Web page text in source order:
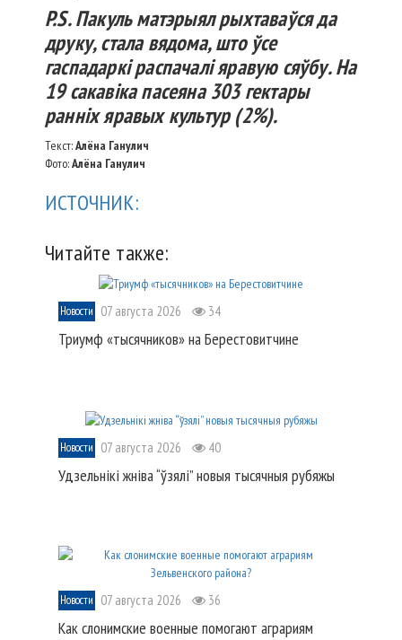
P.S. Пакуль матэрыял рыхтаваўся да
друку, стала вядома, што ўсе
гаспадаркі распачалі яравую сяўбу. На
19 сакавіка пасеяна 303 гектары
ранніх яравых культур (2%).
Текст:Алёна Ганулич
Фото:Алёна Ганулич
ИСТОЧНИК:
Читайте также:
Новости 07 августа 2026 34
Триумф «тысячников» на Берестовитчине
Новости 07 августа 2026 40
Удзельнікі жніва “ўзялі” новыя тысячныя рубяжы
Новости 07 августа 2026 36
Как слонимские военные помогают аграриям